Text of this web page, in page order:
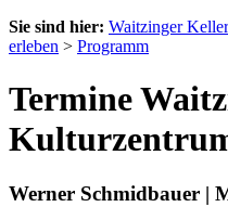
Sie sind hier: Waitzinger Keller
erleben > Programm
Termine
Werner Schmidbauer |